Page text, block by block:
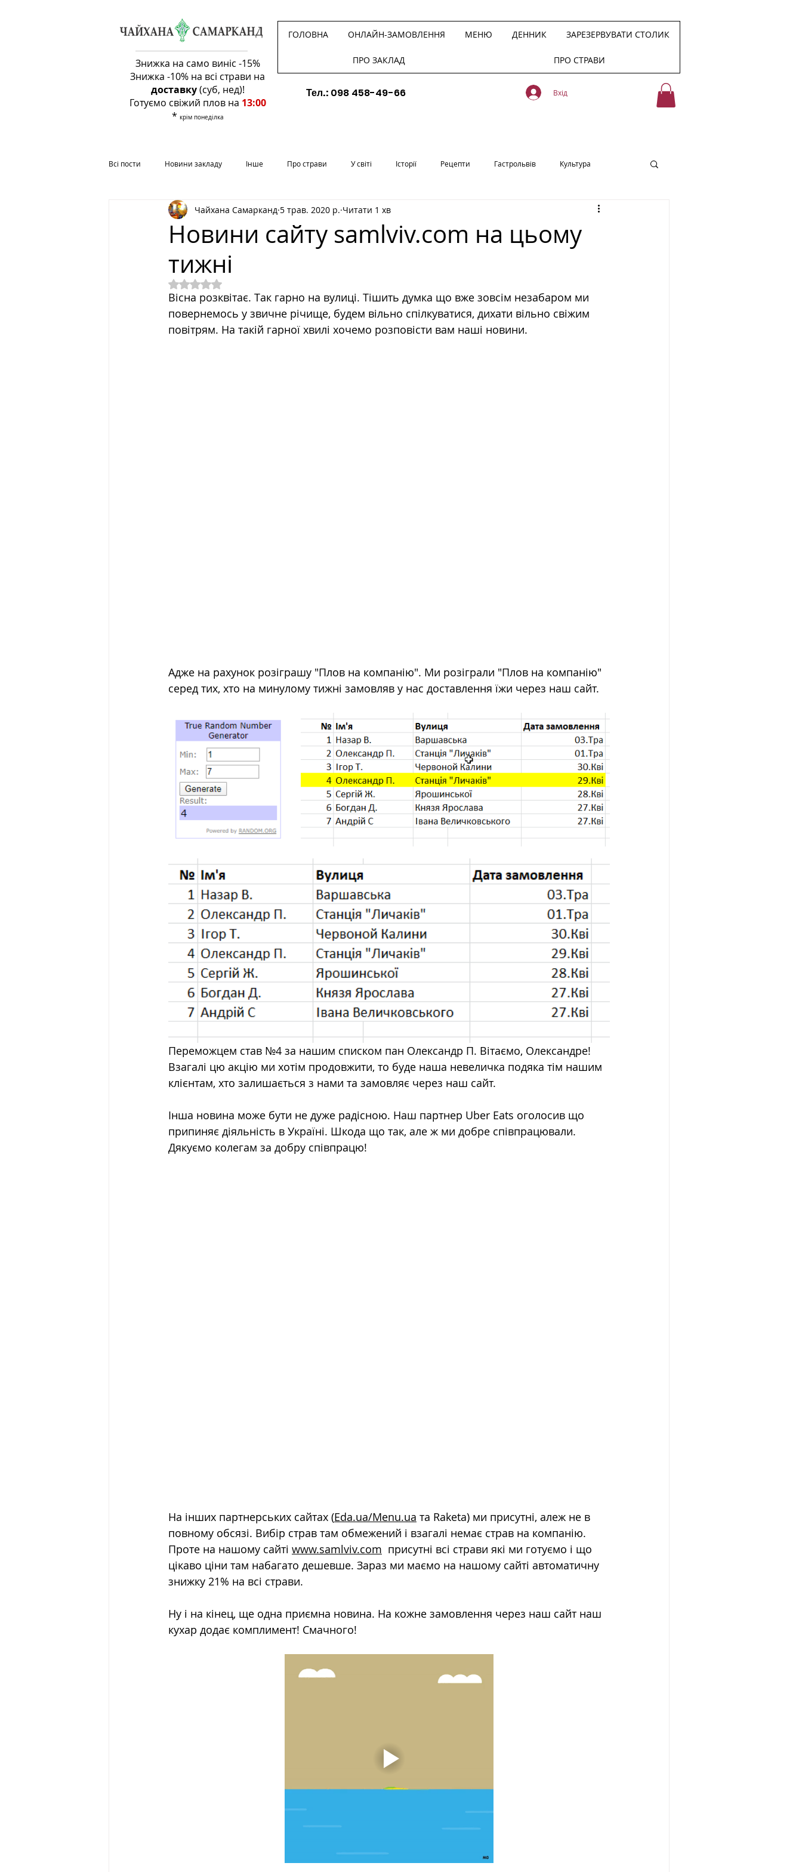
Знижка на само виніс -15%
Знижка -10% на всі страви на
доставку(суб, нед)!
Готуємо свіжий плов на 13:00
* крім понеділка
ГОЛОВНА ОНЛАЙН-ЗАМОВЛЕННЯ МЕНЮ ДЕННИК ЗАРЕЗЕРВУВАТИ СТОЛИК
ПРО ЗАКЛАД ПРО СТРАВИ
Тел.: 098 458-49-66 Вхід
Всі пости Новини закладу Інше Про страви У світі Історії Рецепти Гастрольвів Культура
Корисно знати
Новини сайту samlviv.com на цьому
тижні
Чайхана Самарканд 5 трав. 2020 р. Читати 1 хв
Оцінка: NaN з 5 зірок.
Вісна розквітає. Так гарно на вулиці. Тішить думка що вже зовсім незабаром ми
повернемось у звичне річище, будем вільно спілкуватися, дихати вільно свіжим
повітрям. На такій гарної хвилі хочемо розповісти вам наші новини.
Адже на рахунок розіграшу "Плов на компанію". Ми розіграли "Плов на компанію"
серед тих, хто на минулому тижні замовляв у нас доставлення їжи через наш сайт.
Переможцем став №4 за нашим списком пан Олександр П. Вітаємо, Олександре!
Взагалі цю акцію ми хотім продовжити, то буде наша невеличка подяка тім нашим
клієнтам, хто залишається з нами та замовляє через наш сайт.
Інша новина може бути не дуже радісною. Наш партнер Uber Eats оголосив що
припиняє діяльність в Україні. Шкода що так, але ж ми добре співпрацювали.
Дякуємо колегам за добру співпрацю!
На інших партнерських сайтах (Eda.ua/Menu.ua та Raketa) ми присутні, алеж не в
повному обсязі. Вибір страв там обмежений і взагалі немає страв на компанію.
Проте на нашому сайті www.samlviv.com
  присутні всі страви які ми готуємо і що
цікаво ціни там набагато дешевше. Зараз ми маємо на нашому сайті автоматичну
знижку 21% на всі страви.
Ну і на кінец, ще одна приємна новина. На кожне замовлення через наш сайт наш
кухар додає комплимент! Смачного!